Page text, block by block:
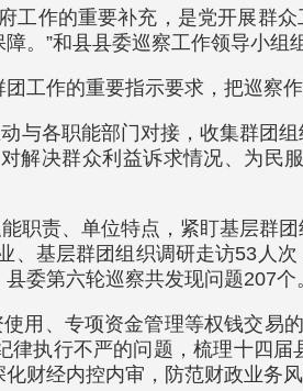
工作的重要补充，是党开展群
。”和县县委巡察工作领导小组
工作的重要指示要求，把巡察
与各职能部门对接，收集群团
解决群众利益诉求情况、为民
职责、单位特点，紧盯基层群
基层群团组织调研走访53人
委第六轮巡察共发现问题207个
用、专项资金管理等权钱交易
执行不严的问题，梳理十四
财经内控内审，防范财政业务